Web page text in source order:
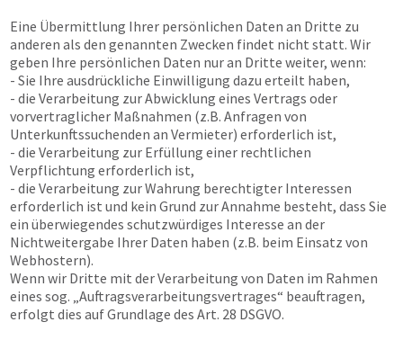
Eine Übermittlung Ihrer persönlichen Daten an Dritte zu
anderen als den genannten Zwecken findet nicht statt. Wir
geben Ihre persönlichen Daten nur an Dritte weiter, wenn:
- Sie Ihre ausdrückliche Einwilligung dazu erteilt haben,
- die Verarbeitung zur Abwicklung eines Vertrags oder
vorvertraglicher Maßnahmen (z.B. Anfragen von
Unterkunftssuchenden an Vermieter) erforderlich ist,
- die Verarbeitung zur Erfüllung einer rechtlichen
Verpflichtung erforderlich ist,
- die Verarbeitung zur Wahrung berechtigter Interessen
erforderlich ist und kein Grund zur Annahme besteht, dass Sie
ein überwiegendes schutzwürdiges Interesse an der
Nichtweitergabe Ihrer Daten haben (z.B. beim Einsatz von
Webhostern).
Wenn wir Dritte mit der Verarbeitung von Daten im Rahmen
eines sog. „Auftragsverarbeitungsvertrages“ beauftragen,
erfolgt dies auf Grundlage des Art. 28 DSGVO.